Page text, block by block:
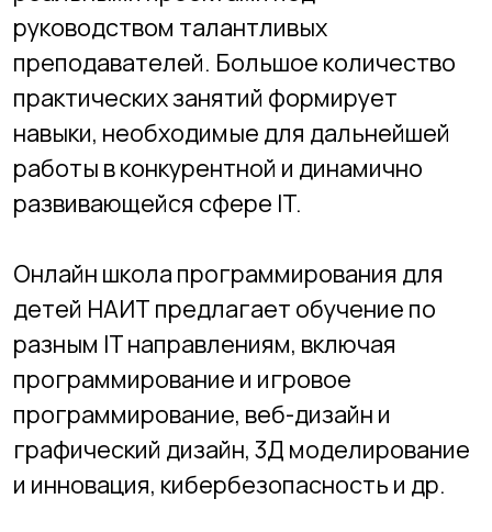
Размер группы 6-12 чел.
При оплате за год
5700 руб. / мес.
При оплате за полгода
5855 руб. / мес.